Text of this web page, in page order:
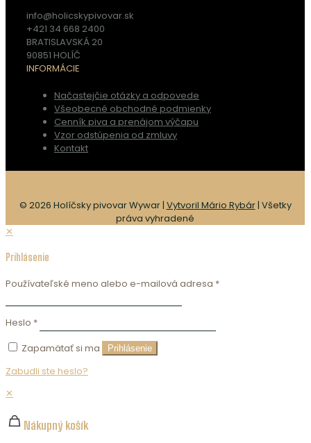
info@holicskypivovar.sk
+421 34 668 2400
BRATISLAVSKÁ 20
90851 HOLÍČ
INFORMÁCIE
Načastejčie otázky a odpovede
Všeobecné obchodné podmienky
Cenník piva a prenájom výčapu
Vzor odstúpenia od zmluvy
Kontakt
© 2026 Holíčsky pivovar Wywar | Vytvoril Mário Rybár| Všetky
práva vyhradené
✕
Prihlásenie
Používateľské meno alebo e-mailová adresa *
Heslo *
Zapamätať si ma
Prihlásenie
Zabudli ste heslo?
✕
Nákupný košík